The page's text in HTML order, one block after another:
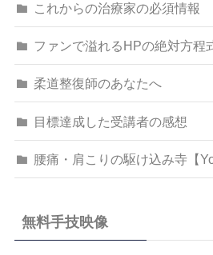
これからの治療家の必須情報
ファンで溢れるHPの絶対方程
柔道整復師のあなたへ
目標達成した受講者の感想
腰痛・肩こりの駆け込み寺【
無料手技映像